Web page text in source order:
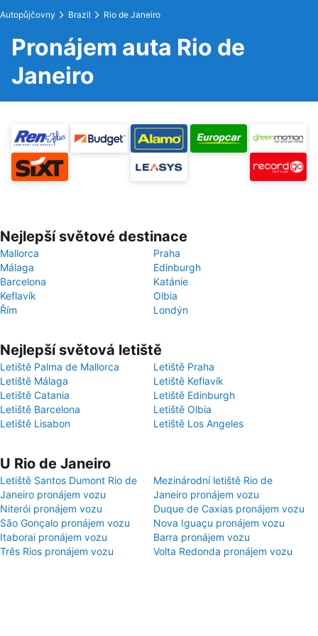
Autopůjčovny Brazil Rio de Janeiro
Pronájem auta Rio de
Janeiro
Nejlepší světové destinace
Mallorca
Praha
Málaga
Edinburgh
Barcelona
Katánie
Keflavík
Olbia
Řím
Londýn
Nejlepší světová letiště
Letiště Palma de Mallorca
Letiště Praha
Letiště Málaga
Letiště Keflavík
Letiště Catania
Letiště Edinburgh
Letiště Barcelona
Letiště Olbia
Letiště Lisabon
Letiště Los Angeles
U Rio de Janeiro
Letiště Santos Dumont Rio de
Janeiro pronájem vozu
Mezinárodní letiště Rio de
Janeiro pronájem vozu
Niterói pronájem vozu
Duque de Caxias pronájem vozu
São Gonçalo pronájem vozu
Nova Iguaçu pronájem vozu
Itaborai pronájem vozu
Barra pronájem vozu
Três Rios pronájem vozu
Volta Redonda pronájem vozu